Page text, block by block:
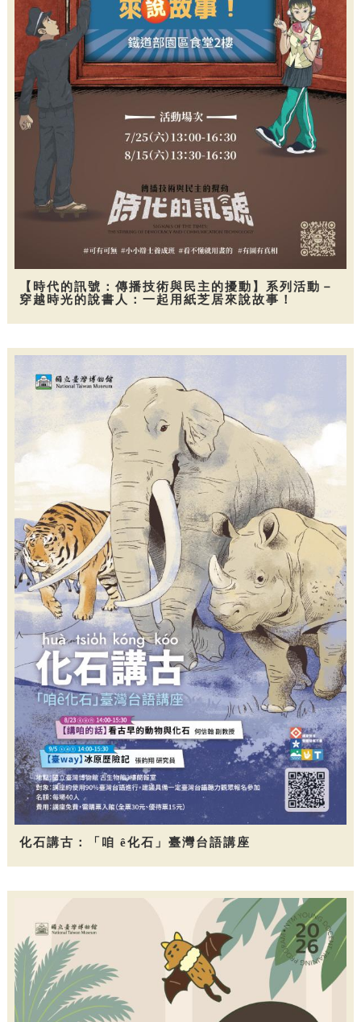
【時代的訊號：傳播技術與民主的擾動】系列活動－
穿越時光的說書人：一起用紙芝居來說故事！
化石講古：「咱 ê化石」臺灣台語講座